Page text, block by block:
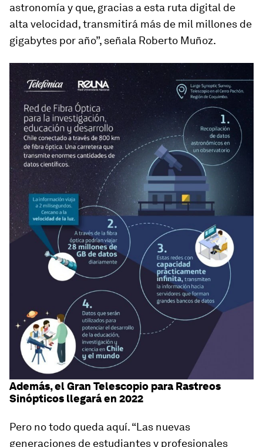
astronomía y que, gracias a esta ruta digital de
alta velocidad, transmitirá más de mil millones de
gigabytes por año”, señala Roberto Muñoz.
Además, el Gran Telescopio para Rastreos
Sinópticos llegará en 2022
Pero no todo queda aquí. “Las nuevas
generaciones de estudiantes y profesionales